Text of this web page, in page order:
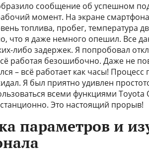
сообщение об успешном
момент. На экране
топлива, пробег, температура
что я даже немного опешил. Все
либо задержек. Я попробовал
работая безошибочно. Даже не
– всё работает как часы!
Я был приятно удивлен
всеми функциями Toyota
Это настоящий прорыв!
параметров и